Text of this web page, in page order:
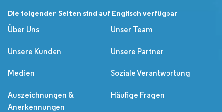
Die folgenden Seiten sind auf Englisch verfügbar
Über Uns
Unser Team
Unsere Kunden Unsere Partner
Medien Soziale Verantwortung
Auszeichnungen &
Anerkennungen
Häufige Fragen